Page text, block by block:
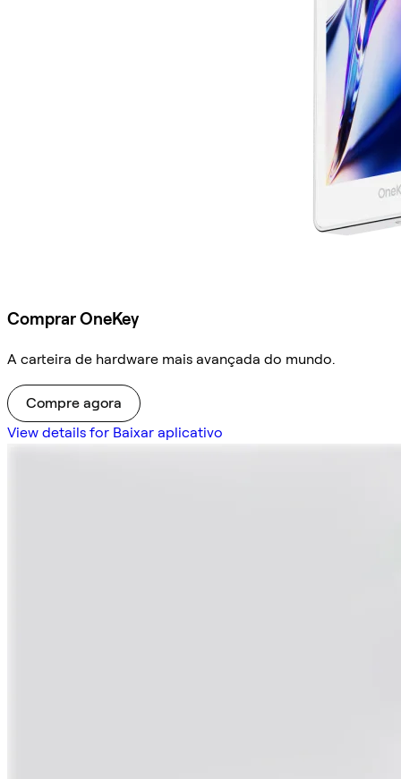
Comprar OneKey
A carteira de hardware mais avançada do mundo.
Compre agora
View details for Baixar aplicativo